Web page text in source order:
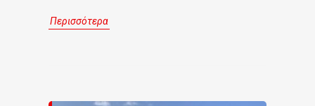
Περισσότερα